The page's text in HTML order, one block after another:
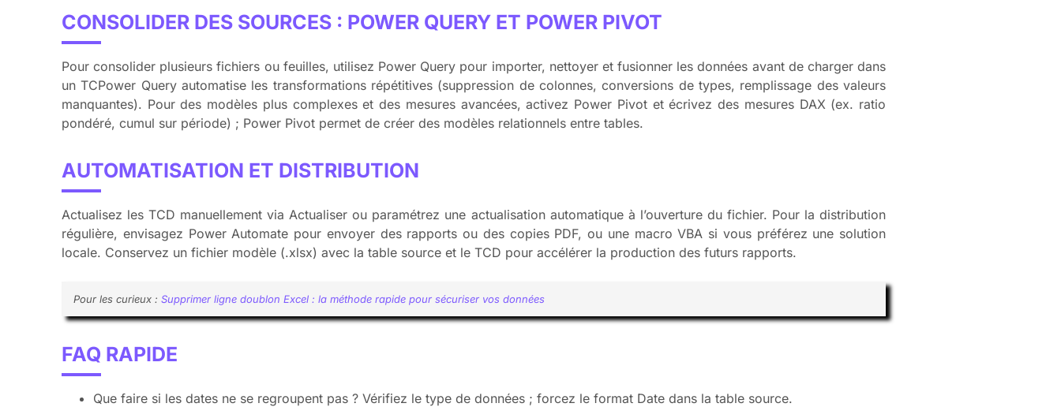
CONSOLIDER DES SOURCES : POWER QUERY ET POWER PIVOT
Pour consolider plusieurs fichiers ou feuilles, utilisez Power Query pour importer, nettoyer et fusionner les données avant de charger dans
un TCPower Query automatise les transformations répétitives (suppression de colonnes, conversions de types, remplissage des valeurs
manquantes). Pour des modèles plus complexes et des mesures avancées, activez Power Pivot et écrivez des mesures DAX (ex. ratio
pondéré, cumul sur période) ; Power Pivot permet de créer des modèles relationnels entre tables.
AUTOMATISATION ET DISTRIBUTION
Actualisez les TCD manuellement via Actualiser ou paramétrez une actualisation automatique à l’ouverture du fichier. Pour la distribution
régulière, envisagez Power Automate pour envoyer des rapports ou des copies PDF, ou une macro VBA si vous préférez une solution
locale. Conservez un fichier modèle (.xlsx) avec la table source et le TCD pour accélérer la production des futurs rapports.
Pour les curieux : Supprimer ligne doublon Excel : la méthode rapide pour sécuriser vos données
FAQ RAPIDE
Que faire si les dates ne se regroupent pas ? Vérifiez le type de données ; forcez le format Date dans la table source.